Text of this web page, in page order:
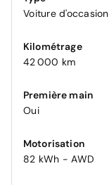
Voiture d'occasion
Kilométrage
42 000 km
Première main
Oui
Motorisation
82 kWh - AWD